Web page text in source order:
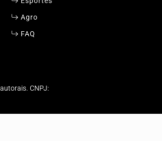
Agro
FAQ
CNPJ:
entendemos que você concorda